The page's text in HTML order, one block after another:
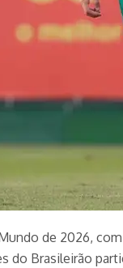
de 2026,
do Brasileirão